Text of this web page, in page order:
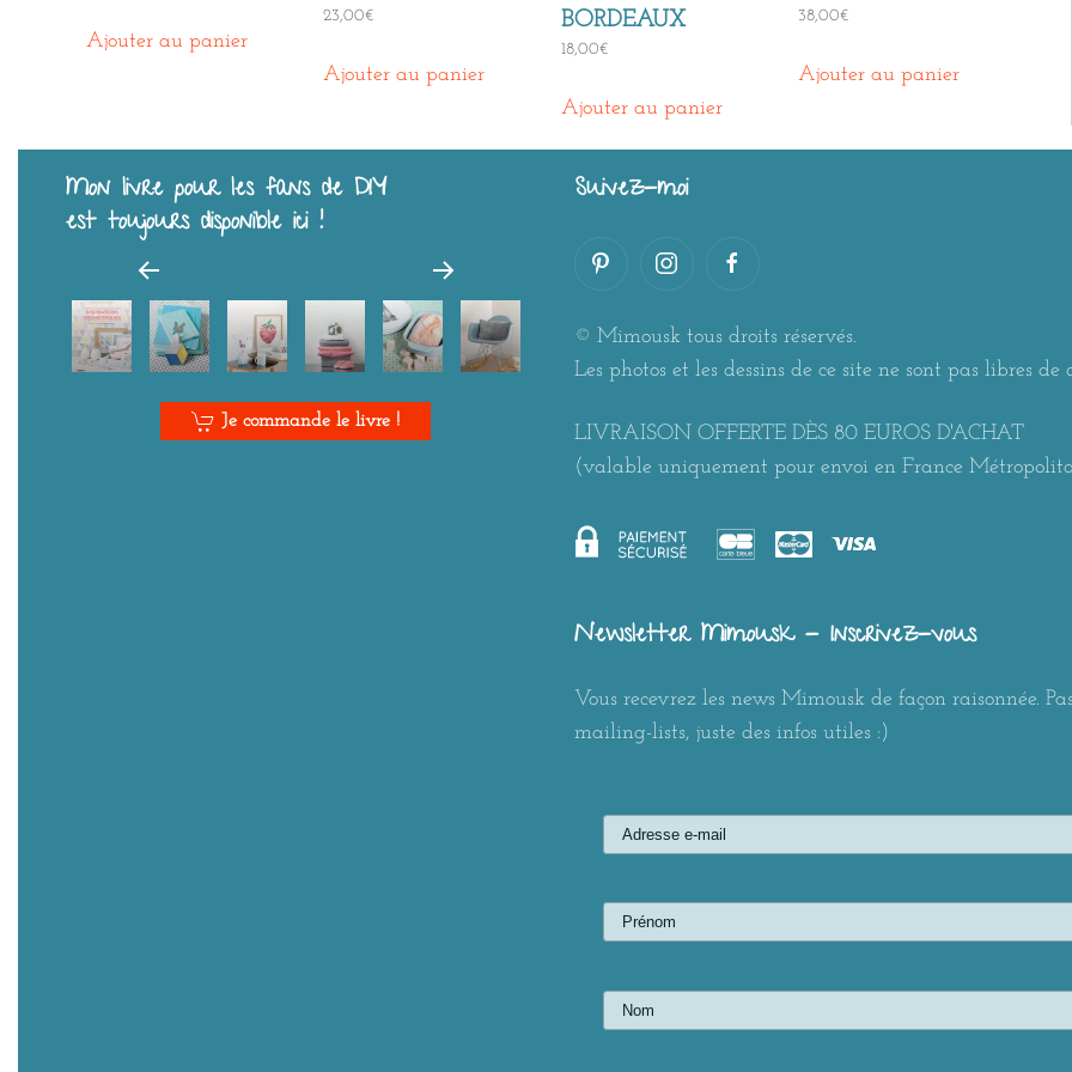
Ajouter au panier
23,00€
Ajouter au panier
BORDEAUX
18,00€
Ajouter au panier
38,00€
Ajouter au panier
Mon livre pour les fans de DIY
est toujours disponible ici !
Je commande le livre !
Suivez-moi
© Mimousk tous droits réservés.
Les photos et les dessins de ce site ne sont pas libres de
LIVRAISON OFFERTE DÈS 80 EUROS D'ACHAT
(valable uniquement pour envoi en France
Newsletter Mimousk - Inscrivez-vous
Vous recevrez les news Mimousk de façon raisonnée.
mailing-lists, juste des infos utiles :)